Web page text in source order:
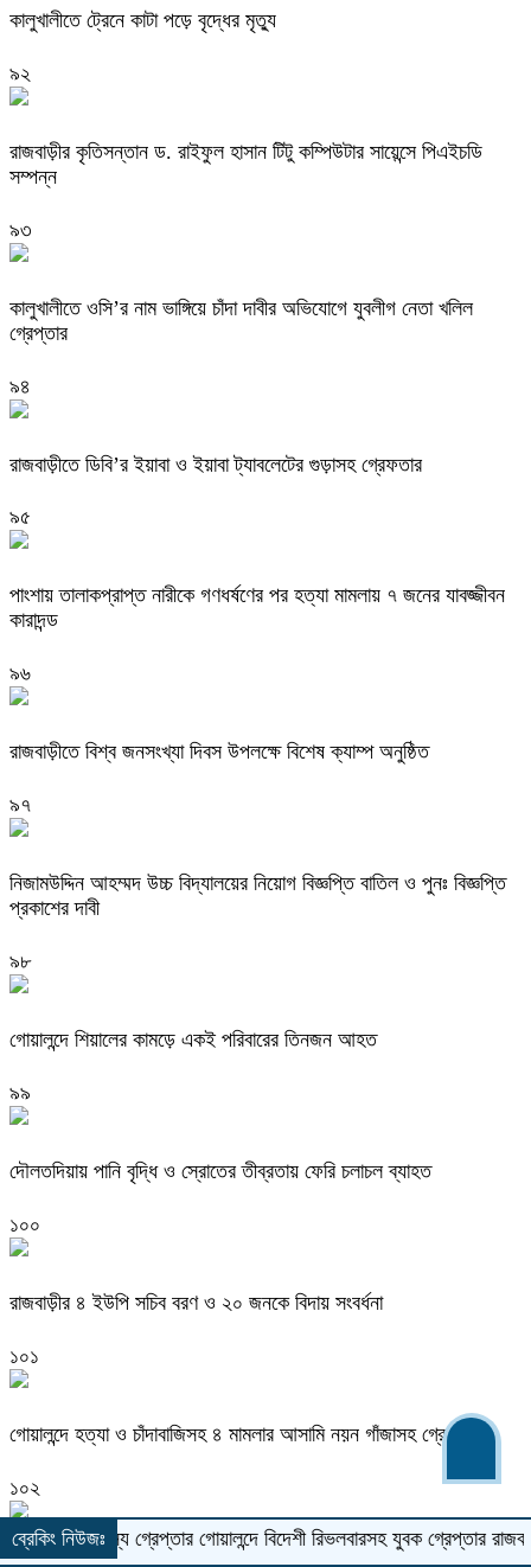
কালুখালীতে ট্রেনে কাটা পড়ে বৃদ্ধের মৃত্যু
৯২
রাজবাড়ীর কৃতিসন্তান ড. রাইফুল হাসান টিটু কম্পিউটার সায়েন্সে পিএইচডি
সম্পন্ন
৯৩
কালুখালীতে ওসি’র নাম ভাঙ্গিয়ে চাঁদা দাবীর অভিযোগে যুবলীগ নেতা খলিল
গ্রেপ্তার
৯৪
রাজবাড়ীতে ডিবি’র ইয়াবা ও ইয়াবা ট্যাবলেটের গুড়াসহ গ্রেফতার
৯৫
পাংশায় তালাকপ্রাপ্ত নারীকে গণধর্ষণের পর হত্যা মামলায় ৭ জনের যাবজ্জীবন
কারাদন্ড
৯৬
রাজবাড়ীতে বিশ্ব জনসংখ্যা দিবস উপলক্ষে বিশেষ ক্যাম্প অনুষ্ঠিত
৯৭
নিজামউদ্দিন আহম্মদ উচ্চ বিদ্যালয়ের নিয়োগ বিজ্ঞপ্তি বাতিল ও পুনঃ বিজ্ঞপ্তি
প্রকাশের দাবী
৯৮
গোয়ালন্দে শিয়ালের কামড়ে একই পরিবারের তিনজন আহত
৯৯
দৌলতদিয়ায় পানি বৃদ্ধি ও স্রোতের তীব্রতায় ফেরি চলাচল ব্যাহত
১০০
রাজবাড়ীর ৪ ইউপি সচিব বরণ ও ২০ জনকে বিদায় সংবর্ধনা
১০১
গোয়ালন্দে হত্যা ও চাঁদাবাজিসহ ৪ মামলার আসামি নয়ন গাঁজাসহ গ্রেপ্তার
১০২
ব্রেকিং নিউজঃ
সদস্য গ্রেপ্তারগোয়ালন্দে বিদেশী রিভলবারসহ যুবক গ্রেপ্তাররাজবাড়ীতে সড়ক